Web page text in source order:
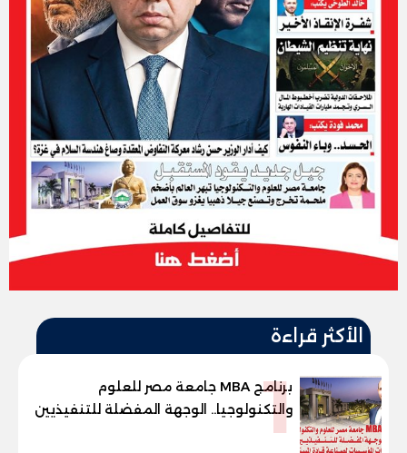
الأكثر قراءة
1
برنامج MBA جامعة مصر للعلوم
والتكنولوجيا.. الوجهة المفضلة للتنفيذيين
وقيادات المؤسسات لصناعة قادة